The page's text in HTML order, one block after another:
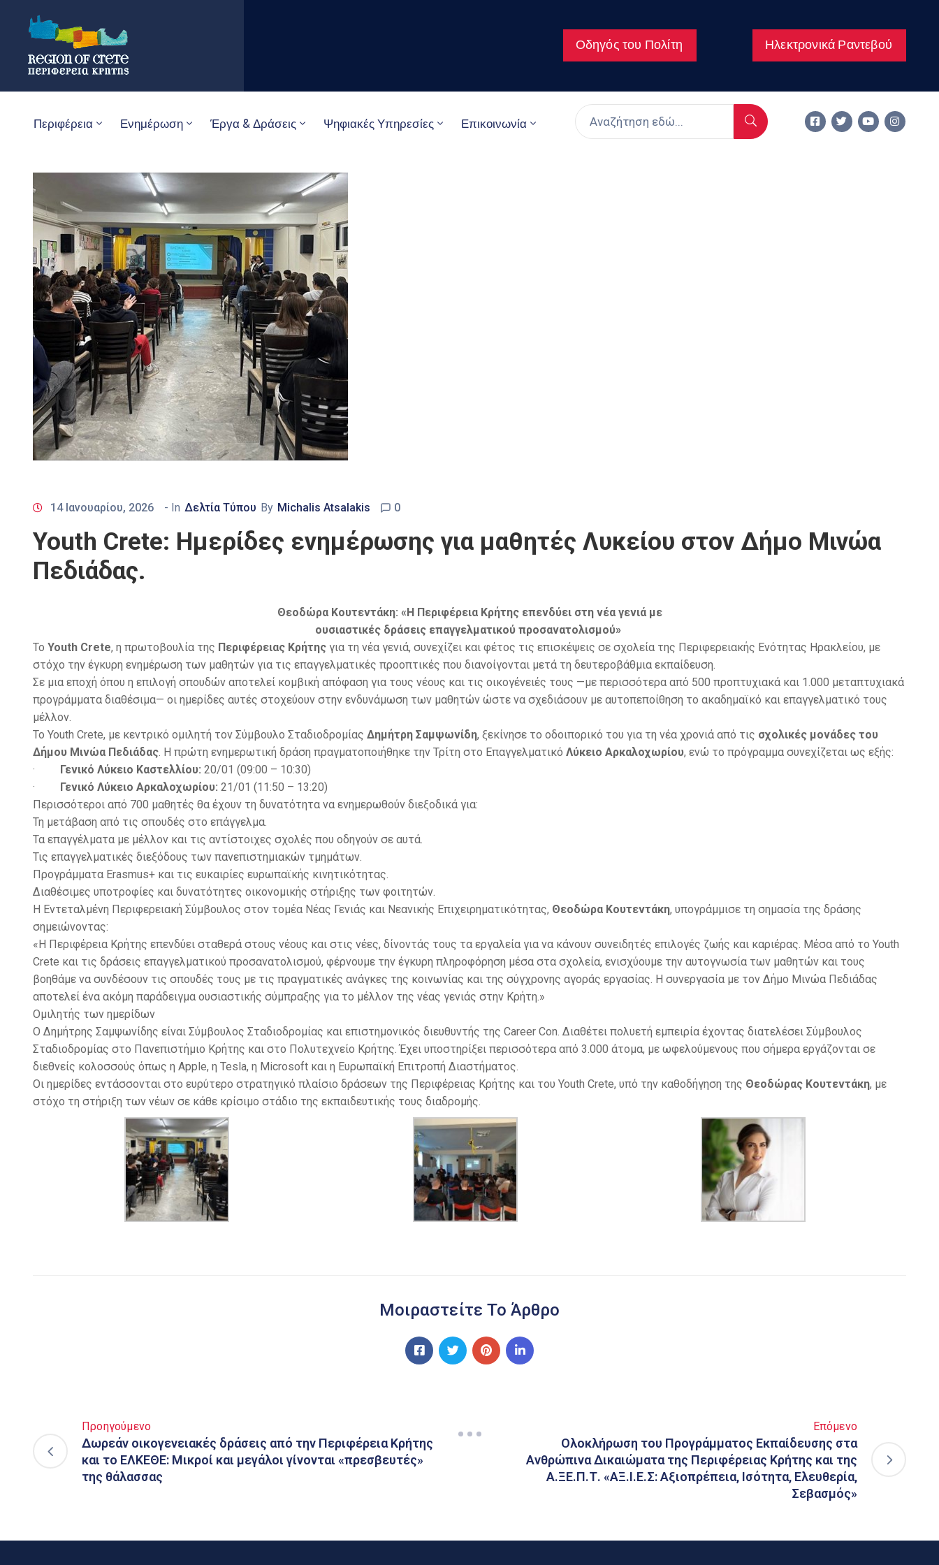
Οδηγός του Πολίτη Ηλεκτρονικά Ραντεβού
Περιφέρεια Ενημέρωση Έργα & Δράσεις Ψηφιακές Υπηρεσίες Επικοινωνία
14 Ιανουαρίου, 2026 - In Δελτία Τύπου By Michalis Atsalakis 0
Youth Crete: Ημερίδες ενημέρωσης για μαθητές Λυκείου στον Δήμο Μινώα
Πεδιάδας.
Θεοδώρα Κουτεντάκη: «Η Περιφέρεια Κρήτης επενδύει στη νέα γενιά με
ουσιαστικές δράσεις επαγγελματικού προσανατολισμού»
Το Youth Crete, η πρωτοβουλία της Περιφέρειας Κρήτης για τη νέα γενιά, συνεχίζει και φέτος τις επισκέψεις σε σχολεία της Περιφερειακής Ενότητας Ηρακλείου, με
στόχο την έγκυρη ενημέρωση των μαθητών για τις επαγγελματικές προοπτικές που διανοίγονται μετά τη δευτεροβάθμια εκπαίδευση.
Σε μια εποχή όπου η επιλογή σπουδών αποτελεί κομβική απόφαση για τους νέους και τις οικογένειές τους —με περισσότερα από 500 προπτυχιακά και 1.000 μεταπτυχιακά
προγράμματα διαθέσιμα— οι ημερίδες αυτές στοχεύουν στην ενδυνάμωση των μαθητών ώστε να σχεδιάσουν με αυτοπεποίθηση το ακαδημαϊκό και επαγγελματικό τους
μέλλον.
Το Youth Crete, με κεντρικό ομιλητή τον Σύμβουλο Σταδιοδρομίας Δημήτρη Σαμψωνίδη, ξεκίνησε το οδοιπορικό του για τη νέα χρονιά από τις σχολικές μονάδες του
Δήμου Μινώα Πεδιάδας . Η πρώτη ενημερωτική δράση πραγματοποιήθηκε την Τρίτη στο Επαγγελματικό Λύκειο Αρκαλοχωρίου, ενώ το πρόγραμμα συνεχίζεται ως εξής:
· Γενικό Λύκειο Καστελλίου: 20/01 (09:00 – 10:30)
· Γενικό Λύκειο Αρκαλοχωρίου: 21/01 (11:50 – 13:20)
Περισσότεροι από 700 μαθητές θα έχουν τη δυνατότητα να ενημερωθούν διεξοδικά για:
Τη μετάβαση από τις σπουδές στο επάγγελμα.
Τα επαγγέλματα με μέλλον και τις αντίστοιχες σχολές που οδηγούν σε αυτά.
Τις επαγγελματικές διεξόδους των πανεπιστημιακών τμημάτων.
Προγράμματα Erasmus+ και τις ευκαιρίες ευρωπαϊκής κινητικότητας.
Διαθέσιμες υποτροφίες και δυνατότητες οικονομικής στήριξης των φοιτητών.
Η Εντεταλμένη Περιφερειακή Σύμβουλος στον τομέα Νέας Γενιάς και Νεανικής Επιχειρηματικότητας, Θεοδώρα Κουτεντάκη, υπογράμμισε τη σημασία της δράσης
σημειώνοντας:
«Η Περιφέρεια Κρήτης επενδύει σταθερά στους νέους και στις νέες, δίνοντάς τους τα εργαλεία για να κάνουν συνειδητές επιλογές ζωής και καριέρας. Μέσα από το Youth
Crete και τις δράσεις επαγγελματικού προσανατολισμού, φέρνουμε την έγκυρη πληροφόρηση μέσα στα σχολεία, ενισχύουμε την αυτογνωσία των μαθητών και τους
βοηθάμε να συνδέσουν τις σπουδές τους με τις πραγματικές ανάγκες της κοινωνίας και της σύγχρονης αγοράς εργασίας. Η συνεργασία με τον Δήμο Μινώα Πεδιάδας
αποτελεί ένα ακόμη παράδειγμα ουσιαστικής σύμπραξης για το μέλλον της νέας γενιάς στην Κρήτη.»
Ομιλητής των ημερίδων
Ο Δημήτρης Σαμψωνίδης είναι Σύμβουλος Σταδιοδρομίας και επιστημονικός διευθυντής της Career Con. Διαθέτει πολυετή εμπειρία έχοντας διατελέσει Σύμβουλος
Σταδιοδρομίας στο Πανεπιστήμιο Κρήτης και στο Πολυτεχνείο Κρήτης. Έχει υποστηρίξει περισσότερα από 3.000 άτομα, με ωφελούμενους που σήμερα εργάζονται σε
διεθνείς κολοσσούς όπως η Apple, η Tesla, η Microsoft και η Ευρωπαϊκή Επιτροπή Διαστήματος.
Οι ημερίδες εντάσσονται στο ευρύτερο στρατηγικό πλαίσιο δράσεων της Περιφέρειας Κρήτης και του Youth Crete, υπό την καθοδήγηση της Θεοδώρας Κουτεντάκη, με
στόχο τη στήριξη των νέων σε κάθε κρίσιμο στάδιο της εκπαιδευτικής τους διαδρομής.
Μοιραστείτε Το Άρθρο
Προηγούμενο
Δωρεάν οικογενειακές δράσεις από την Περιφέρεια Κρήτης
και το ΕΛΚΕΘΕ: Μικροί και μεγάλοι γίνονται «πρεσβευτές»
της θάλασσας
Επόμενο
Ολοκλήρωση του Προγράμματος Εκπαίδευσης στα
Ανθρώπινα Δικαιώματα της Περιφέρειας Κρήτης και της
Α.ΞΕ.Π.Τ. «ΑΞ.Ι.Ε.Σ: Αξιοπρέπεια, Ισότητα, Ελευθερία,
Σεβασμός»